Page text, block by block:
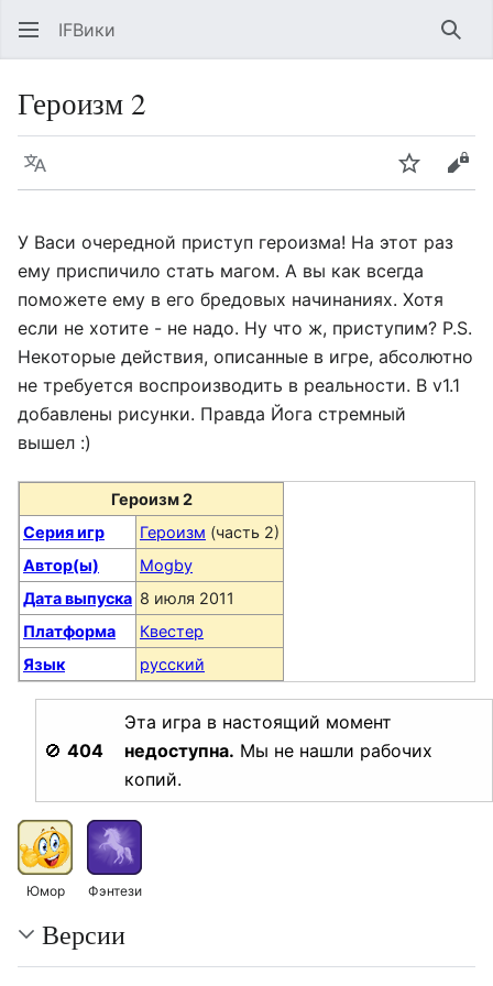
IFВики
Героизм 2
Язык Следить
У Васи очередной приступ героизма! На этот раз
ему приспичило стать магом. А вы как всегда
поможете ему в его бредовых начинаниях. Хотя
если не хотите - не надо. Ну что ж, приступим? P.S.
Некоторые действия, описанные в игре, абсолютно
не требуется воспроизводить в реальности. В v1.1
добавлены рисунки. Правда Йога стремный
вышел :)
Героизм 2
Серия игр
Героизм (часть 2)
Автор(ы)
Mogby
Дата выпуска 8 июля 2011
Платформа
Квестер
Язык
русский
🚫 404
Эта игра в настоящий момент
недоступна. Мы не нашли рабочих
копий.
Юмор Фэнтези
Версии